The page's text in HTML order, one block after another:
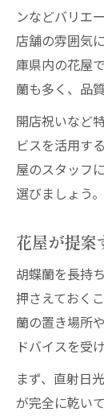
ンなどバリエ
店舗の雰囲気
庫県内の花屋
蘭も多く、品
開店祝いなど
ビスを活用す
屋のスタッフ
選びましょう。
花屋が提案
胡蝶蘭を長持
押さえておく
蘭の置き場所
ドバイスを受
まず、直射日
が完全に乾い